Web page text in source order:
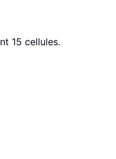
15 cellules.